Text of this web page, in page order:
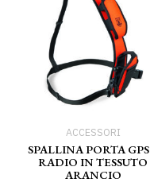
ACCESSORI
SPALLINA PORTA
RADIO IN TESSUTO
ARANCIO